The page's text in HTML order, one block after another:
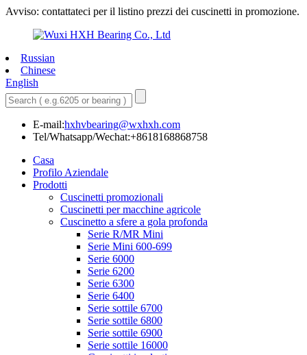
Avviso: contattateci per il listino prezzi dei cuscinetti in promozione.
Russian
Chinese
English
E-mail:hxhvbearing@wxhxh.com
Tel/Whatsapp/Wechat:+8618168868758
Casa
Profilo Aziendale
Prodotti
Cuscinetti promozionali
Cuscinetti per macchine agricole
Cuscinetto a sfere a gola profonda
Serie R/MR Mini
Serie Mini 600-699
Serie 6000
Serie 6200
Serie 6300
Serie 6400
Serie sottile 6700
Serie sottile 6800
Serie sottile 6900
Serie sottile 16000